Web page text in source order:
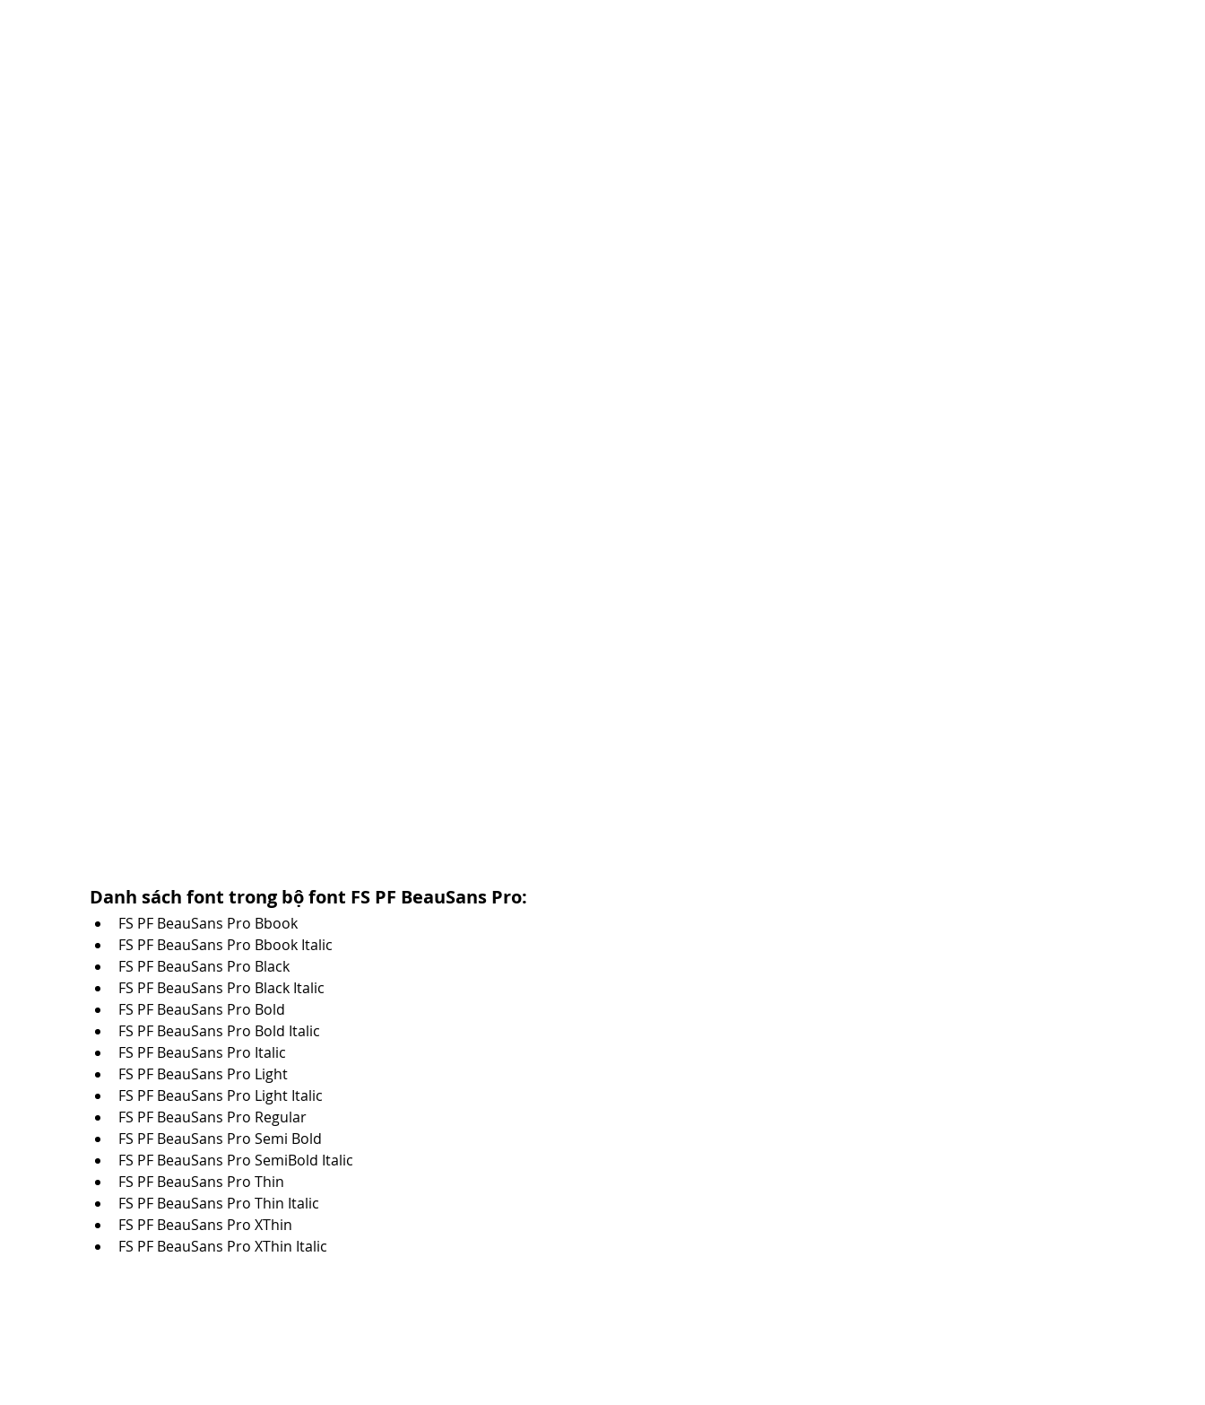
Danh sách font trong bộ font FS PF BeauSans Pro:
FS PF BeauSans Pro Bbook
FS PF BeauSans Pro Bbook Italic
FS PF BeauSans Pro Black
FS PF BeauSans Pro Black Italic
FS PF BeauSans Pro Bold
FS PF BeauSans Pro Bold Italic
FS PF BeauSans Pro Italic
FS PF BeauSans Pro Light
FS PF BeauSans Pro Light Italic
FS PF BeauSans Pro Regular
FS PF BeauSans Pro Semi Bold
FS PF BeauSans Pro SemiBold Italic
FS PF BeauSans Pro Thin
FS PF BeauSans Pro Thin Italic
FS PF BeauSans Pro XThin
FS PF BeauSans Pro XThin Italic